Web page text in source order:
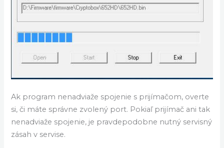
Ak program nenadviaže spojenie s prijímačom, overte
si, či máte správne zvolený port. Pokiaľ prijímač ani tak
nenadviaže spojenie, je pravdepodobne nutný servisný
zásah v servise.